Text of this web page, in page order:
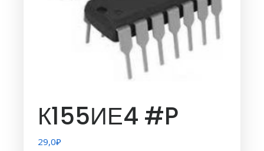
К155ИЕ4 #P
29,0₽